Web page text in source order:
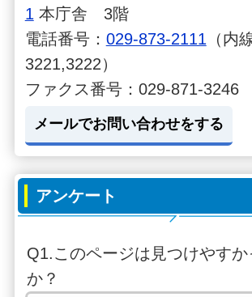
1本庁舎 3階
電話番号： 029-873-2111（内
3221,3222）
ファクス番号：029-871-3246
メールでお問い合わせをする
アンケート
Q1.このページは見つけやすか
か？